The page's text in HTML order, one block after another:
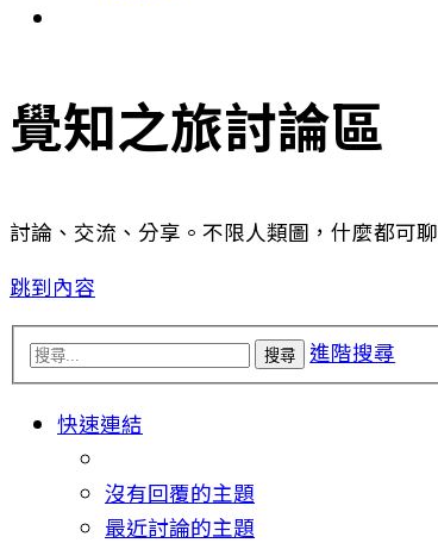
覺知之旅討論區
討論、交流、分享。不限人類圖，什麼都可聊
跳到內容
搜尋 進階搜尋
快速連結
沒有回覆的主題
最近討論的主題